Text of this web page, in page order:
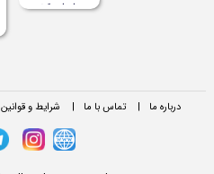
درباره ما | تماس با ما | شرایط و قوانین